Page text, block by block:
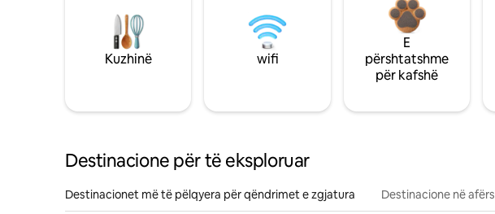
Kuzhinë wifi
E
përshtatshme
për kafshë
Destinacione për të eksploruar
Destinacionet më të pëlqyera për qëndrimet e zgjatura Destinacione në